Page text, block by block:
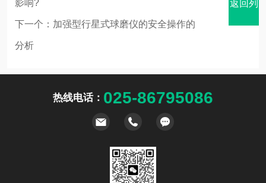
影响?
下一个： 加强型行星式球磨仪的安全操作的
分析
返回列
热线电话： 025-86795086